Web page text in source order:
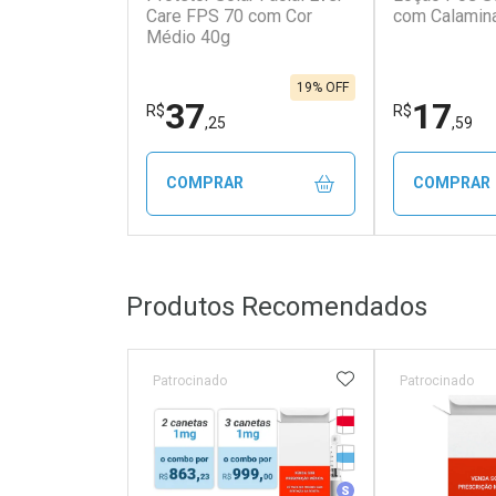
Care FPS 70 com Cor
Médio 40g
R$37,25
19% OFF
COMPRAR
Laboratório
Por Menos
com
R$17,59
COMPRAR
Por
Produtos Recomendados
Tarja Vermelha
Medicamento
Medicamento
Patrocinado ADICIONAR AOS
Patrocinado